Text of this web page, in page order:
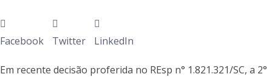
Facebook Twitter LinkedIn
Em recente decisão proferida no REsp n° 1.821.321/SC, a 2°